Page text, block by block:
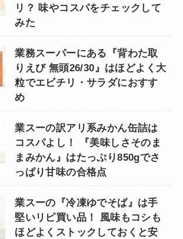
リ？ 味やコスパをチェックして
みた
業務スーパーにある『背わた取
りえび 無頭26/30』はほどよく大
粒でエビチリ・サラダにおすす
め
業スーの訳アリ系みかん缶詰は
コスパよし！ 『美味しさそのま
まみかん』はたっぷり850gでさ
っぱり甘味の合格点
業スーの『冷凍ゆでそば』は手
堅いリピ買い品！ 風味もコシも
ほどよくストックしておくと安